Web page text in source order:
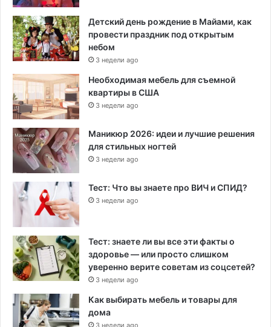
Детский день рождение в Майами, как
провести праздник под открытым
небом
3 недели ago
Необходимая мебель для съемной
квартиры в США
3 недели ago
Маникюр 2026: идеи и лучшие решения
для стильных ногтей
3 недели ago
Тест: Что вы знаете про ВИЧ и СПИД?
3 недели ago
Тест: знаете ли вы все эти факты о
здоровье — или просто слишком
уверенно верите советам из соцсетей?
3 недели ago
Как выбирать мебель и товары для
дома
3 недели ago